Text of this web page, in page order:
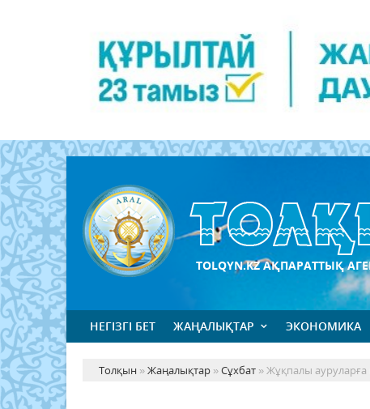
TOLQYN.KZ АҚПАРАТТЫҚ
НЕГІЗГІ БЕТ ЖАҢАЛЫҚТАР ЭКОНОМИКА
Толқын »Жаңалықтар »Сұхбат » Жұқпалы ауруларға